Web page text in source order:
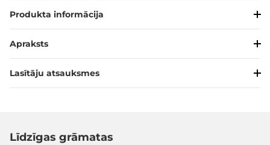
Produkta informācija
Apraksts
Lasītāju atsauksmes
Līdzīgas grāmatas